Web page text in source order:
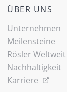
ÜBER UNS
Unternehmen
Meilensteine
Rösler Weltweit
Nachhaltigkeit
Karriere